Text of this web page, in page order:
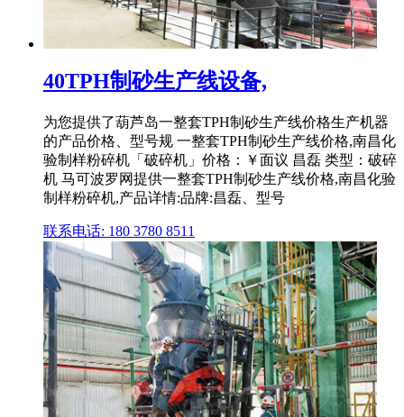
40TPH制砂生产线设备,
为您提供了葫芦岛一整套TPH制砂生产线价格生产机器
的产品价格、型号规 一整套TPH制砂生产线价格,南昌化
验制样粉碎机「破碎机」价格：￥面议 昌磊 类型：破碎
机 马可波罗网提供一整套TPH制砂生产线价格,南昌化验
制样粉碎机,产品详情:品牌:昌磊、型号
联系电话: 180 3780 8511